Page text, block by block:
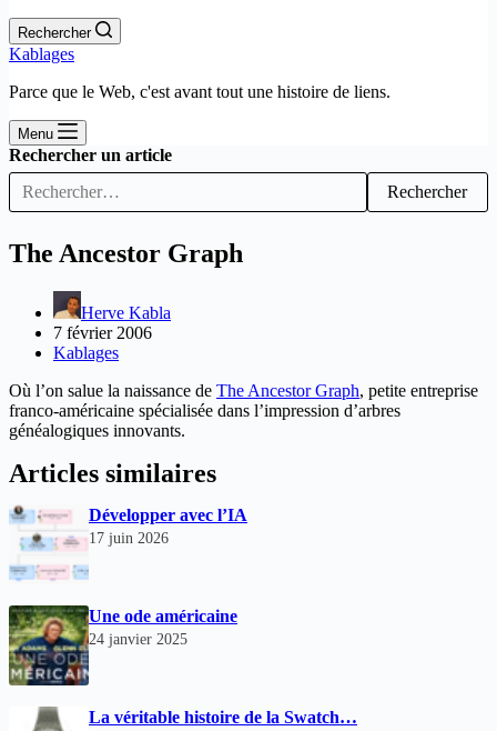
Rechercher
Kablages
Parce que le Web, c'est avant tout une histoire de liens.
Menu
Rechercher un article
Rechercher
The Ancestor Graph
Herve Kabla
7 février 2006
Kablages
Où l’on salue la naissance de The Ancestor Graph, petite entreprise
franco-américaine spécialisée dans l’impression d’arbres
généalogiques innovants.
Articles similaires
Développer avec l’IA
17 juin 2026
Une ode américaine
24 janvier 2025
La véritable histoire de la Swatch…